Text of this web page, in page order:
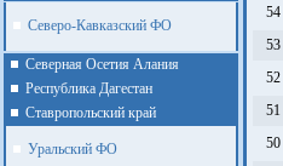
Северо-Кавказский ФО
Северная Осетия Алания
Республика Дагестан
Ставропольский край
Уральский ФО
54
53
52
51
50